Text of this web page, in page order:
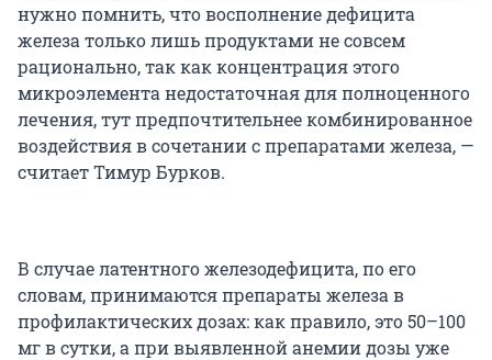
нужно помнить, что восполнение дефицита
железа только лишь продуктами не совсем
рационально, так как концентрация этого
микроэлемента недостаточная для полноценного
лечения, тут предпочтительнее комбинированное
воздействия в сочетании с препаратами железа, —
считает Тимур Бурков.
В случае латентного железодефицита, по его
словам, принимаются препараты железа в
профилактических дозах: как правило, это 50–100
мг в сутки, а при выявленной анемии дозы уже